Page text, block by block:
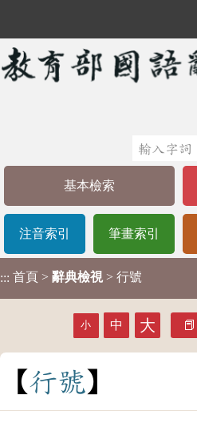
基本檢索
注音索引 筆畫索引
::: 首頁 > 辭典檢視 > 行號
小 中 大
行號